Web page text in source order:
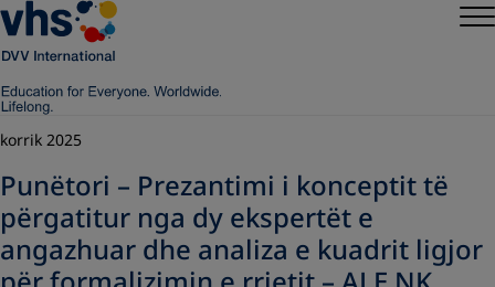
korrik 2025
Punëtori – Prezantimi i konceptit të
përgatitur nga dy ekspertët e
angazhuar dhe analiza e kuadrit ligjor